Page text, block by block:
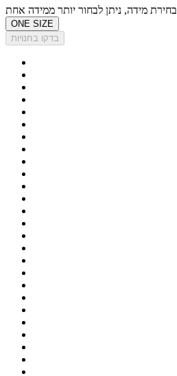
בחירת מידה, ניתן לבחור יותר ממידה אחת
ONE SIZE
בדקו בחנויות